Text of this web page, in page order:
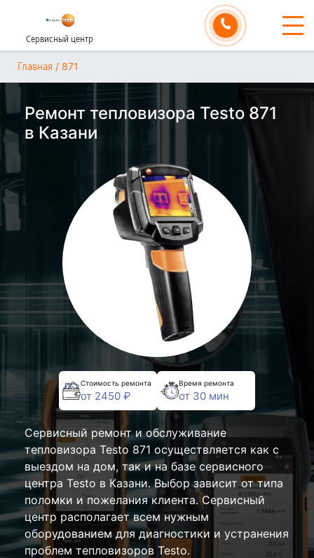
Сервисный центр
Главная / 871
Ремонт тепловизора Testo 871
в Казани
Стоимость ремонта
от 2450 ₽
Время ремонта
от 30 мин
Сервисный ремонт и обслуживание
тепловизора Testo 871 осуществляется как с
выездом на дом, так и на базе сервисного
центра Testo в Казани. Выбор зависит от типа
поломки и пожелания клиента. Сервисный
центр располагает всем нужным
оборудованием для диагностики и устранения
проблем тепловизоров Testo.